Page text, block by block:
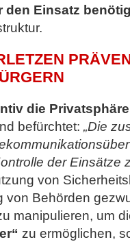
den Einsatz
die
befürchtet: „Die
der Einsätze
von
von Behörden
manipulieren, um
zu ermöglichen,